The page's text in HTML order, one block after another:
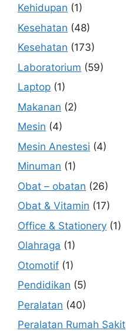
Kehidupan (1)
Kesehatan (48)
Kesehatan (173)
Laboratorium (59)
Laptop (1)
Makanan (2)
Mesin (4)
Mesin Anestesi (4)
Minuman (1)
Obat – obatan (26)
Obat & Vitamin (17)
Office & Stationery (1)
Olahraga (1)
Otomotif (1)
Pendidikan (5)
Peralatan (40)
Peralatan Rumah Sakit